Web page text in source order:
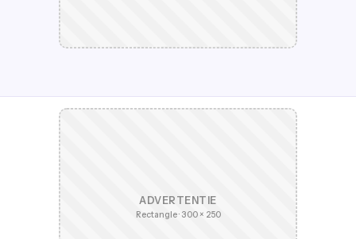
ADVERTENTIE
Rectangle · 300 × 250